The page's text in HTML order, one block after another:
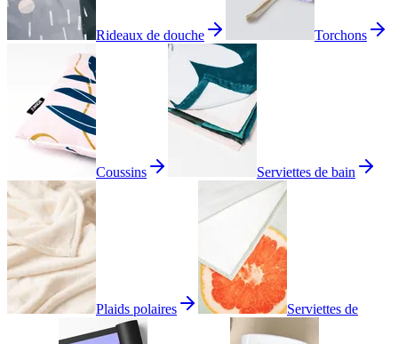
Rideaux de douche Torchons
Coussins Serviettes de bain
Plaids polaires Serviettes de